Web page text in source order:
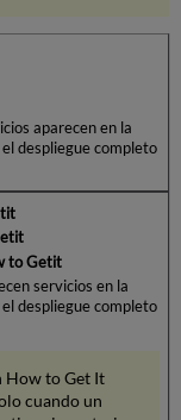
aparecen en la
despliegue completo
to Getit
servicios en la
despliegue completo
How to Get It
cuando un